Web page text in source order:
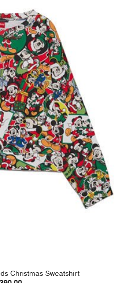
Christmas Sweatshirt